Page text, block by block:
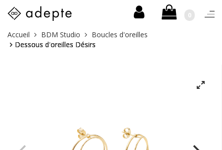
Skip
0
Vous
êtes
Accueil BDM Studio
Boucles d'oreilles
Dessous d'oreilles Désirs